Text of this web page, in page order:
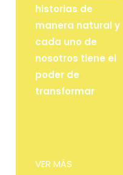
historias de
manera natural y
cada uno de
nosotros tiene el
poder de
transformar
VER MÁS